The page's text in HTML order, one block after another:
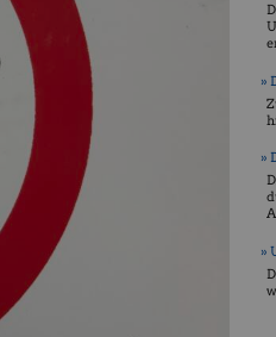
»
»
»